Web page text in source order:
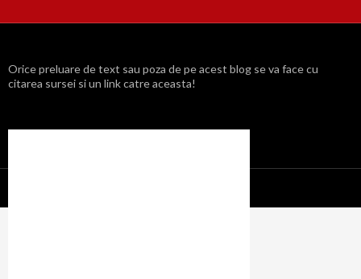
Orice preluare de text sau poza de pe acest blog se va face cu
citarea sursei si un link catre aceasta!